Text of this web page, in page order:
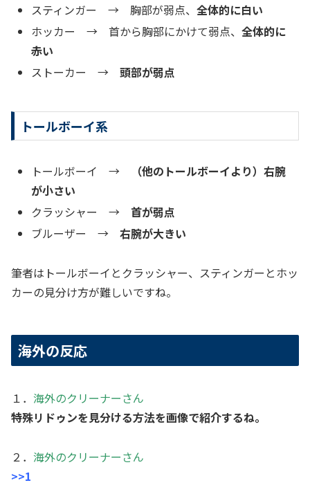
スティンガー → 胸部が弱点、全体的に白い
ホッカー → 首から胸部にかけて弱点、全体的に
赤い
ストーカー →頭部が弱点
トールボーイ系
トールボーイ → （他のトールボーイより）右腕
が小さい
クラッシャー → 首が弱点
ブルーザー →右腕が大きい
筆者はトールボーイとクラッシャー、スティンガーとホッ
カーの見分け方が難しいですね。
海外の反応
１． 海外のクリーナーさん
特殊リドゥンを見分ける方法を画像で紹介するね。
２． 海外のクリーナーさん
>>1